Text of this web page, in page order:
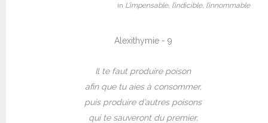
in L’impensable, l’indicible, l’innommable
Alexithymie - 9
Il te faut produire poison
afin que tu aies à consommer,
puis produire d’autres poisons
qui te sauveront du premier,